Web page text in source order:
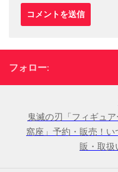
フォロー:
鬼滅の刃「フィギュ
窩座」予約・販売！
販・取扱